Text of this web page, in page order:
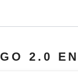
2.0